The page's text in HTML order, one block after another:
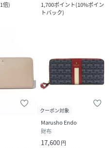
1倍)
1,700ポイント(10%ポイン
トバック)
クーポン対象
Marusho Endo
財布
17,600円